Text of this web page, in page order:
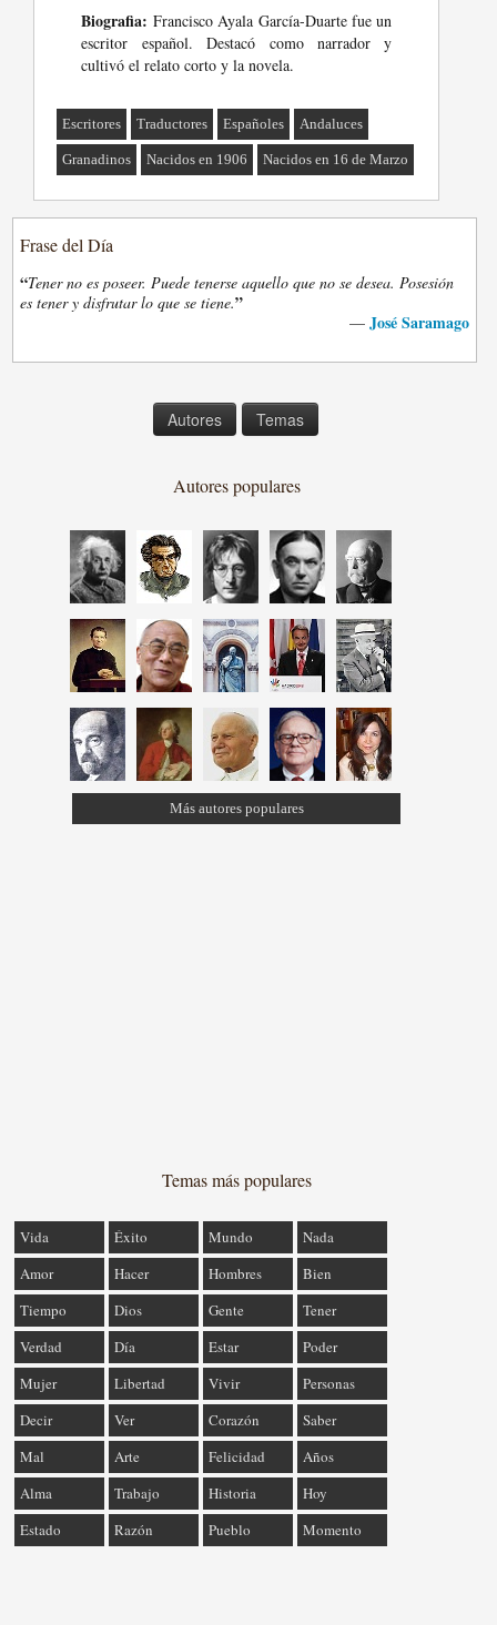
Biografia: Francisco Ayala García-Duarte fue un
escritor español. Destacó como narrador y
cultivó el relato corto y la novela.
Escritores Traductores Españoles Andaluces
Granadinos Nacidos en 1906 Nacidos en 16 de Marzo
Frase del Día
“Tener no es poseer. Puede tenerse aquello que no se desea. Posesión
es tener y disfrutar lo que se tiene.”
— José Saramago
Autores Temas
Autores populares
Más autores populares
Temas más populares
Vida Éxito Mundo
Nada
Amor
Hacer Hombres
Bien
Tiempo
Dios Gente
Tener
Verdad
Día Estar
Poder
Mujer
Libertad Vivir
Personas
Decir
Ver Corazón
Saber
Mal
Arte Felicidad
Años
Alma
Trabajo Historia
Hoy
Estado
Razón Pueblo Momento